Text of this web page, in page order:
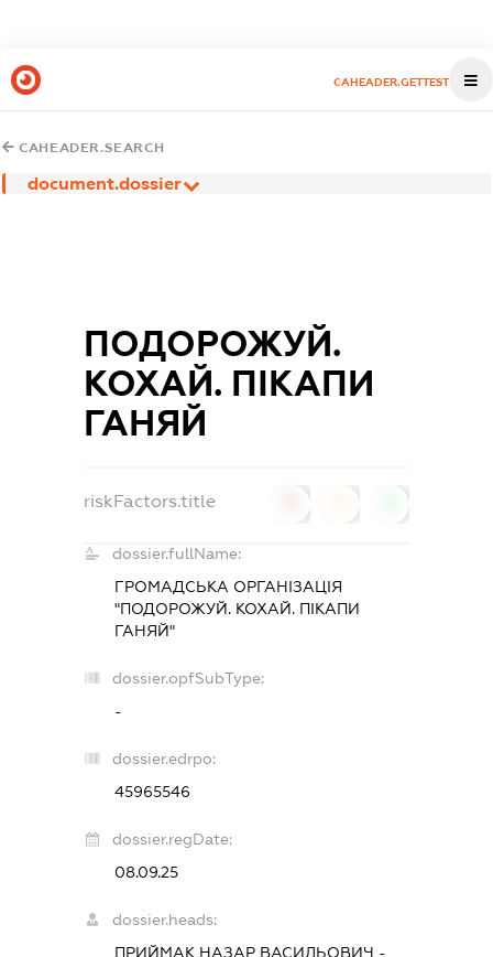
CAHEADER.GETTEST
CAHEADER.SEARCH
document.dossier
ПОДОРОЖУЙ.
КОХАЙ. ПІКАПИ
ГАНЯЙ
riskFactors.title
dossier.fullName:
ГРОМАДСЬКА ОРГАНІЗАЦІЯ
"ПОДОРОЖУЙ. КОХАЙ. ПІКАПИ
ГАНЯЙ"
dossier.opfSubType:
-
dossier.edrpo:
45965546
dossier.regDate:
08.09.25
dossier.heads:
ПРИЙМАК НАЗАР ВАСИЛЬОВИЧ -